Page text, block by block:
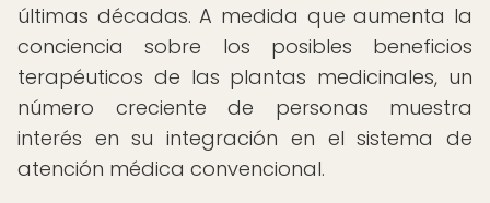
últimas décadas. A medida que aumenta la
conciencia sobre los posibles beneficios
terapéuticos de las plantas medicinales, un
número creciente de personas muestra
interés en su integración en el sistema de
atención médica convencional.